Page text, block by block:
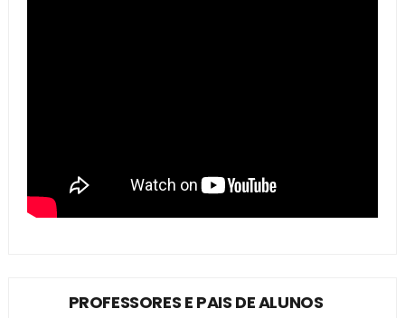
PROFESSORES E PAIS DE ALUNOS